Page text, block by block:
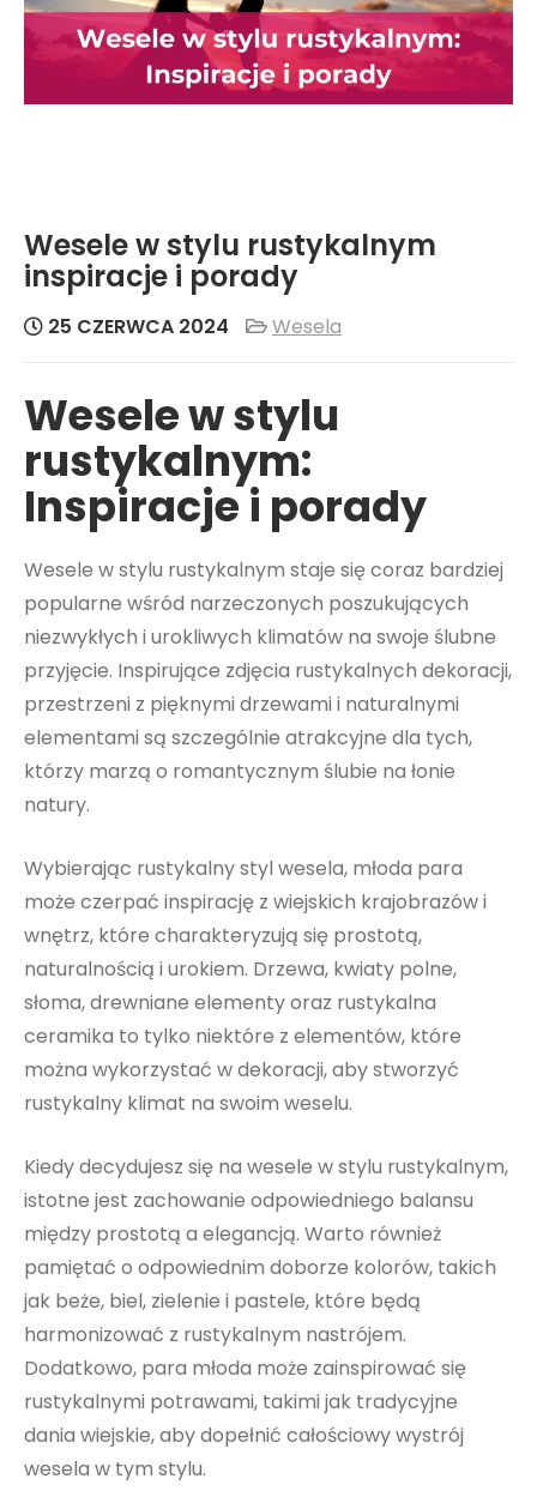
Wesele w stylu rustykalnym
inspiracje i porady
25 CZERWCA 2024 Wesela
Wesele w stylu
rustykalnym:
Inspiracje i porady
Wesele w stylu rustykalnym staje się coraz bardziej
popularne wśród narzeczonych poszukujących
niezwykłych i urokliwych klimatów na swoje ślubne
przyjęcie. Inspirujące zdjęcia rustykalnych dekoracji,
przestrzeni z pięknymi drzewami i naturalnymi
elementami są szczególnie atrakcyjne dla tych,
którzy marzą o romantycznym ślubie na łonie
natury.
Wybierając rustykalny styl wesela, młoda para
może czerpać inspirację z wiejskich krajobrazów i
wnętrz, które charakteryzują się prostotą,
naturalnością i urokiem. Drzewa, kwiaty polne,
słoma, drewniane elementy oraz rustykalna
ceramika to tylko niektóre z elementów, które
można wykorzystać w dekoracji, aby stworzyć
rustykalny klimat na swoim weselu.
Kiedy decydujesz się na wesele w stylu rustykalnym,
istotne jest zachowanie odpowiedniego balansu
między prostotą a elegancją. Warto również
pamiętać o odpowiednim doborze kolorów, takich
jak beże, biel, zielenie i pastele, które będą
harmonizować z rustykalnym nastrójem.
Dodatkowo, para młoda może zainspirować się
rustykalnymi potrawami, takimi jak tradycyjne
dania wiejskie, aby dopełnić całościowy wystrój
wesela w tym stylu.